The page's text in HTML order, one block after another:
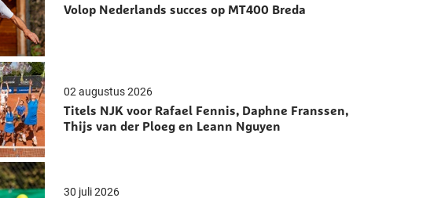
Volop Nederlands succes op MT400 Breda
02 augustus 2026
Titels NJK voor Rafael Fennis, Daphne Franssen,
Thijs van der Ploeg en Leann Nguyen
30 juli 2026